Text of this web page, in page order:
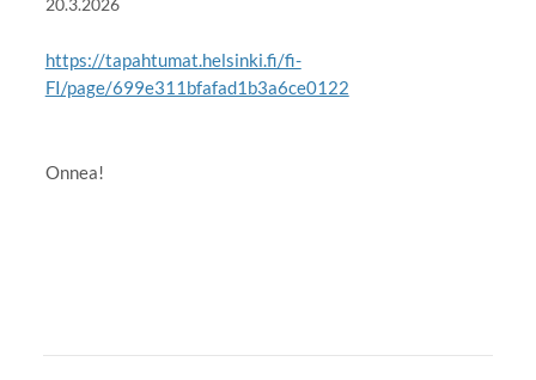
https://tapahtumat.helsinki.fi/fi-
FI/page/699e311bfafad1b3a6ce0122
Onnea!